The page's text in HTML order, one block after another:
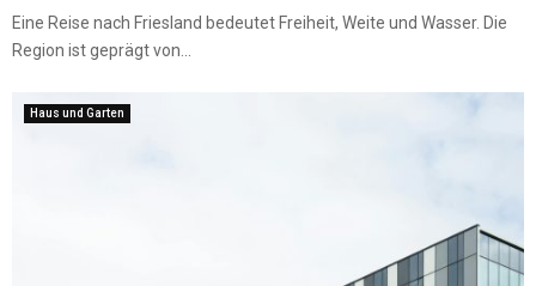
Eine Reise nach Friesland bedeutet Freiheit, Weite und Wasser. Die
Region ist geprägt von...
Haus und Garten